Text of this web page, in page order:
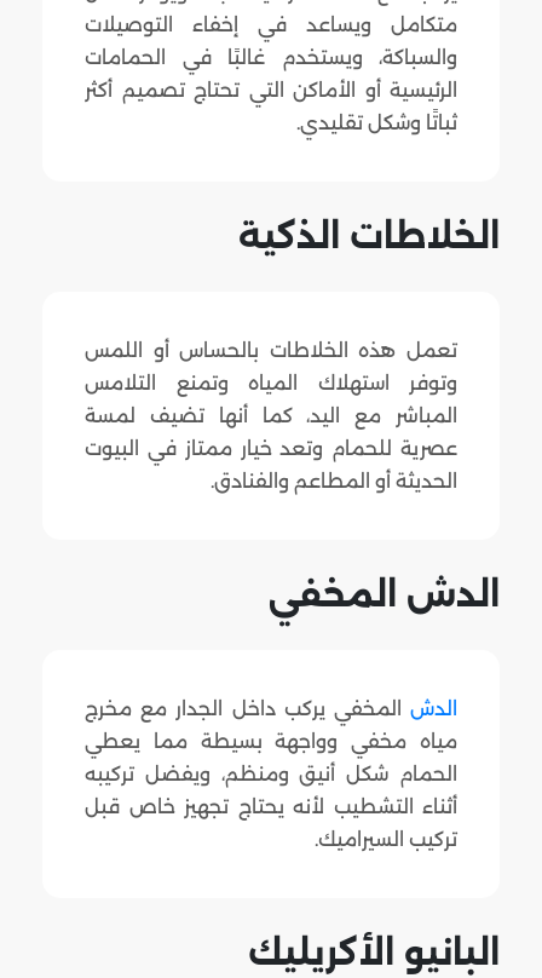
متكامل ويساعد في إخفاء التوصيلات
والسباكة، ويستخدم غالبًا في الحمامات
الرئيسية أو الأماكن التي تحتاج تصميم أكثر
ثباتًا وشكل تقليدي.
الخلاطات الذكية
تعمل هذه الخلاطات بالحساس أو اللمس
وتوفر استهلاك المياه وتمنع التلامس
المباشر مع اليد، كما أنها تضيف لمسة
عصرية للحمام وتعد خيار ممتاز في البيوت
الحديثة أو المطاعم والفنادق.
الدش المخفي
الدش المخفي يركب داخل الجدار مع مخرج
مياه مخفي وواجهة بسيطة مما يعطي
الحمام شكل أنيق ومنظم، ويفضل تركيبه
أثناء التشطيب لأنه يحتاج تجهيز خاص قبل
تركيب السيراميك.
البانيو الأكريليك